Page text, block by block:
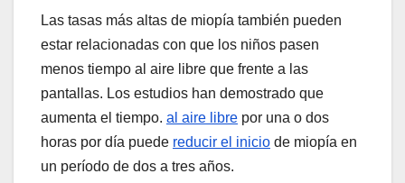
Las tasas más altas de miopía también pueden
estar relacionadas con que los niños pasen
menos tiempo al aire libre que frente a las
pantallas. Los estudios han demostrado que
aumenta el tiempo. al aire libre por una o dos
horas por día puede reducir el inicio de miopía en
un período de dos a tres años.